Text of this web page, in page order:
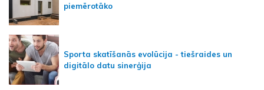
piemērotāko
Sporta skatīšanās evolūcija - tiešraides un
digitālo datu sinerģija